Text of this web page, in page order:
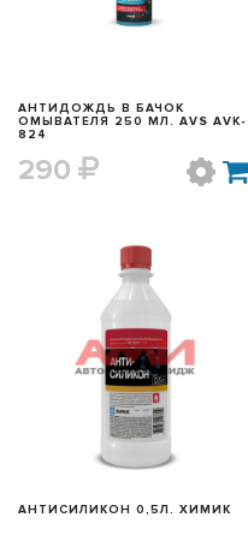
АНТИДОЖДЬ В БАЧОК
ОМЫВАТЕЛЯ 250 МЛ. AVS AVK-
824
290
БЫСТРЫЙ ПРОСМОТР
АНТИСИЛИКОН 0,5Л. ХИМИК